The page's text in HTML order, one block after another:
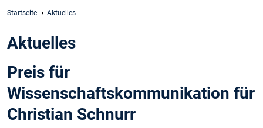
Startseite Aktuelles
Aktuelles
Preis für
Wissenschaftskommunikation für
Christian Schnurr